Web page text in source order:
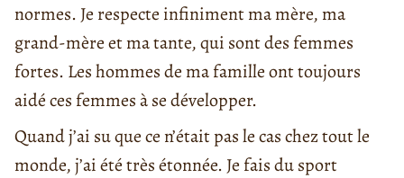
normes. Je respecte infiniment ma mère, ma
grand-mère et ma tante, qui sont des femmes
fortes. Les hommes de ma famille ont toujours
aidé ces femmes à se développer.
Quand j’ai su que ce n’était pas le cas chez tout le
monde, j’ai été très étonnée. Je fais du sport